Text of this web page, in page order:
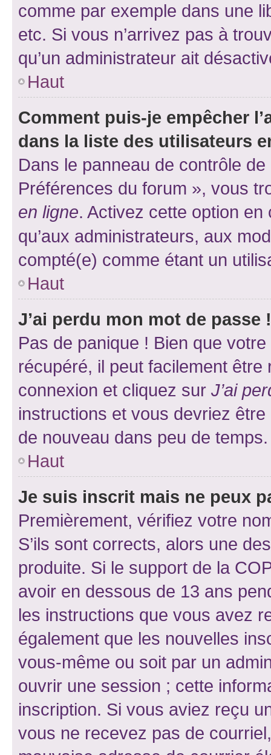
comme par exemple dans une
etc. Si vous n’arrivez pas à
qu’un administrateur ait
Haut
Comment puis-je empêcher
dans la liste des utilisateurs
Dans le panneau de contrôle
Préférences du forum », vous
en ligne. Activez cette option
qu’aux administrateurs, aux
compté(e) comme étant un
Haut
J’ai perdu mon mot de passe !
Pas de panique ! Bien que
récupéré, il peut facilement
connexion et cliquez sur J’ai
instructions et vous devriez
de nouveau dans peu de temps.
Haut
Je suis inscrit mais ne peux
Premièrement, vérifiez votre
S’ils sont corrects, alors une
produite. Si le support de la
avoir en dessous de 13 ans
les instructions que vous avez
également que les nouvelles
vous-même ou soit par un
ouvrir une session ; cette
inscription. Si vous aviez reçu
vous ne recevez pas de